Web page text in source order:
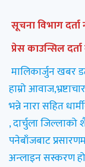
सूचना विभाग दर्ता
प्रेस काउन्सिल
मालिकार्जुन खबर
हाम्रो
भन्ने नारा सहित
, दार्चुला
पनेबाँजबाट
अन्लाइन सस्करण